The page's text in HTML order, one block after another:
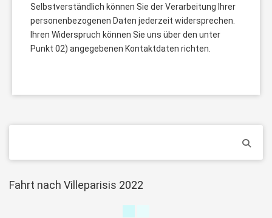
Selbstverständlich können Sie der Verarbeitung Ihrer
personenbezogenen Daten jederzeit widersprechen.
Ihren Widerspruch können Sie uns über den unter
Punkt 02) angegebenen Kontaktdaten richten.
Fahrt nach Villeparisis 2022